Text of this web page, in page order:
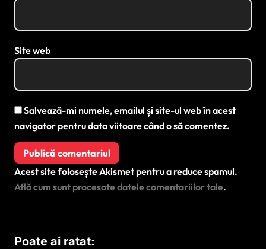
Site web
Salvează-mi numele, emailul și site-ul web în acest
navigator pentru data viitoare când o să comentez.
Acest site folosește Akismet pentru a reduce spamul.
Află cum sunt procesate datele comentariilor tale.
Poate ai ratat: